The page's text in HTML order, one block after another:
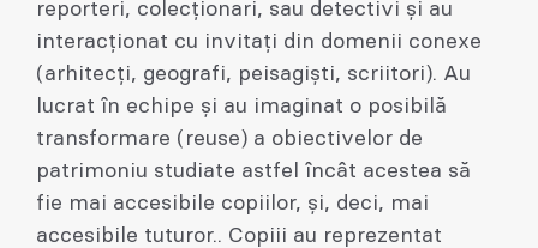
reporteri, colecționari, sau detectivi și au
interacționat cu invitați din domenii conexe
(arhitecți, geografi, peisagiști, scriitori). Au
lucrat în echipe și au imaginat o posibilă
transformare (reuse) a obiectivelor de
patrimoniu studiate astfel încât acestea să
fie mai accesibile copiilor, și, deci, mai
accesibile tuturor.. Copiii au reprezentat